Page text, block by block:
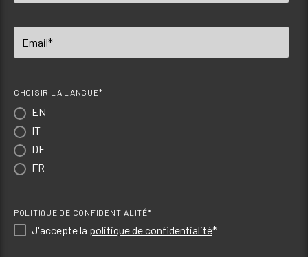
CHOISIR LA LANGUE*
EN
IT
DE
FR
POLITIQUE DE CONFIDENTIALITÉ*
J'accepte la politique de confidentialité*